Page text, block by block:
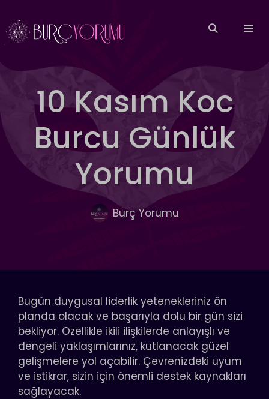
atla
10 Kasım Koc
Burcu Günlük
Yorumu
Burç Yorumu
Bugün duygusal liderlik yetenekleriniz ön
planda olacak ve başarıyla dolu bir gün sizi
bekliyor. Özellikle ikili ilişkilerde anlayışlı ve
dengeli yaklaşımlarınız, kutlanacak güzel
gelişmelere yol açabilir. Çevrenizdeki uyum
ve istikrar, sizin için önemli destek kaynakları
sağlayacak.